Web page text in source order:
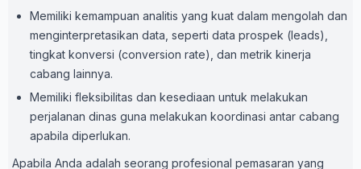
Memiliki kemampuan analitis yang kuat dalam mengolah dan
menginterpretasikan data, seperti data prospek (leads),
tingkat konversi (conversion rate), dan metrik kinerja
cabang lainnya.
Memiliki fleksibilitas dan kesediaan untuk melakukan
perjalanan dinas guna melakukan koordinasi antar cabang
apabila diperlukan.
Apabila Anda adalah seorang profesional pemasaran yang